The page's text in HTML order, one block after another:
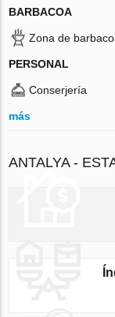
BARBACOA
Zona de
PERSONAL
Conserjería
más
ANTALYA -